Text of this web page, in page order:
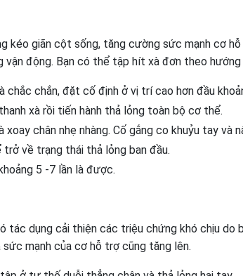
kéo giãn cột sống, tăng cường sức mạnh cơ
vận động. Bạn có thể tập hít xà đơn theo
chắc chắn, đặt cố định ở vị trí cao hơn đầu
xà rồi tiến hành thả lỏng toàn bộ cơ thể.
xoay chân nhẹ nhàng. Cố gắng co khuỷu tay và
về trạng thái thả lỏng ban đầu.
5 -7 lần là được.
tác dụng cải thiện các triệu chứng khó chịu do
mạnh của cơ hỗ trợ cũng tăng lên.